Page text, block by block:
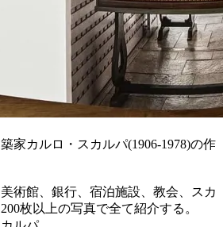
家カルロ・スカルパ(1906-1978)の作
術館、銀行、宿泊施設、教会、スカ
枚以上の写真で全て紹介する。